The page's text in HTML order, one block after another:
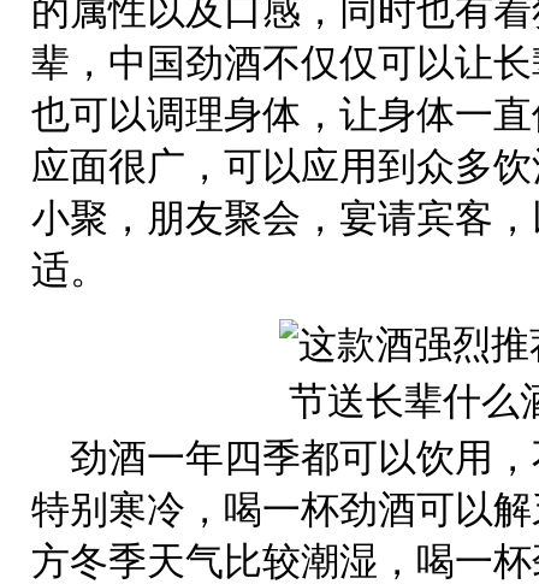
的属性以及口感，同时也有
辈，中国劲酒不仅仅可以让
也可以调理身体，让身体一
应面很广，可以应用到众多
小聚，朋友聚会，宴请宾客
适。
劲酒一年四季都可以饮用
特别寒冷，喝一杯劲酒可以
方冬季天气比较潮湿，喝一